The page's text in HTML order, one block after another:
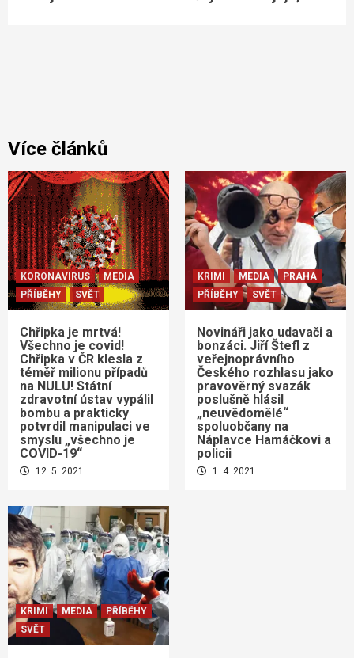
Více článků
KORONAVIRUS
MEDIA
PŘÍBĚHY
SVĚT
Chřipka je mrtvá!
Všechno je covid!
Chřipka v ČR klesla z
téměř milionu případů
na NULU! Státní
zdravotní ústav vypálil
bombu a prakticky
potvrdil manipulaci ve
smyslu „všechno je
COVID-19“
12. 5. 2021
KRIMI MEDIA
PRAHA
PŘÍBĚHY
SVĚT
Novináři jako udavači a
bonzáci. Jiří Štefl z
veřejnoprávního
Českého rozhlasu jako
pravověrný svazák
poslušně hlásil
„neuvědomělé“
spoluobčany na
Náplavce Hamáčkovi a
policii
1. 4. 2021
KRIMI MEDIA
PŘÍBĚHY
SVĚT